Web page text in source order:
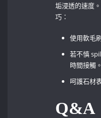
垢浸透的速度
巧：
使用軟毛
若不慎
時間接觸。
呵護石材
Q&A